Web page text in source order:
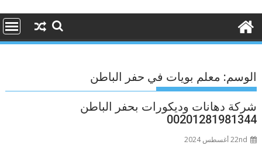
الوسم: معلم بويات في حفر الباطن
شركة دهانات وديكورات بحفر الباطن
00201281981344
22nd أغسطس 2024